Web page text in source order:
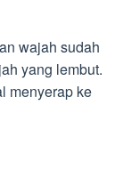
wajah sudah
yang lembut.
menyerap ke